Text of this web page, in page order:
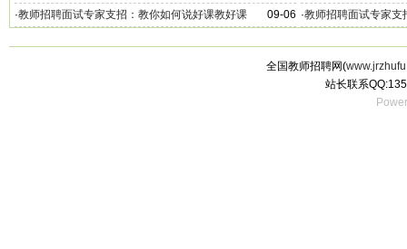
09-06
·教师招聘面试专家支招：教你如何说好课教好课 ·教师招聘面试专家支
全国教师招聘网(
站长联系